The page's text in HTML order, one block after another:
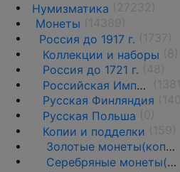
Нумизматика
Монеты
Россия до 1917 г.
Коллекции и наборы
Россия до 1721 г.
Российская Империя 1721 - 1919 гг.
Русская Финляндия
Русская Польша
Копии и подделки
Золотые монеты(копии)
Серебряные монеты(копии)